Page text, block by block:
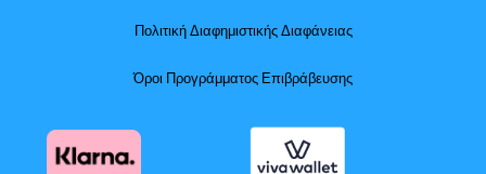
Πολιτική Διαφημιστικής Διαφάνειας
Όροι Προγράμματος Επιβράβευσης